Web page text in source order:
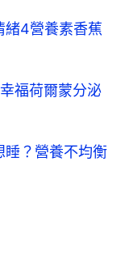
緒4營養素香蕉
福荷爾蒙分泌
睡？營養不均衡